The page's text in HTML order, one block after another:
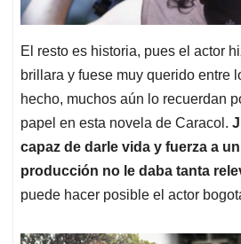
El resto es historia, pues el actor
brillara y fuese muy querido entre
hecho, muchos aún lo recuerdan
papel en esta novela de Caracol.
capaz de darle vida y fuerza a
producción no le daba tanta
puede hacer posible el actor